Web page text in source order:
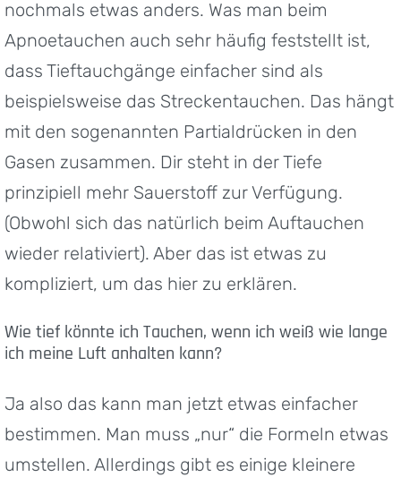
nochmals etwas anders. Was man beim
Apnoetauchen auch sehr häufig feststellt ist,
dass Tieftauchgänge einfacher sind als
beispielsweise das Streckentauchen. Das hängt
mit den sogenannten Partialdrücken in den
Gasen zusammen. Dir steht in der Tiefe
prinzipiell mehr Sauerstoff zur Verfügung.
(Obwohl sich das natürlich beim Auftauchen
wieder relativiert). Aber das ist etwas zu
kompliziert, um das hier zu erklären.
Wie tief könnte ich Tauchen, wenn ich weiß wie lange
ich meine Luft anhalten kann?
Ja also das kann man jetzt etwas einfacher
bestimmen. Man muss „nur“ die Formeln etwas
umstellen. Allerdings gibt es einige kleinere